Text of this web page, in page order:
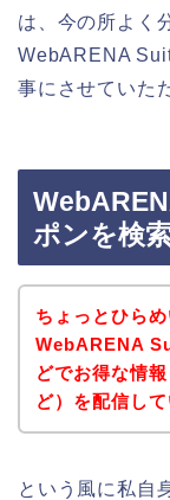
は、今の所よく
WebARENA
事にさせていた
ポンを検
ちょっとひらめ
WebARENA
どでお得な情
ど）を配信し
という風に私自